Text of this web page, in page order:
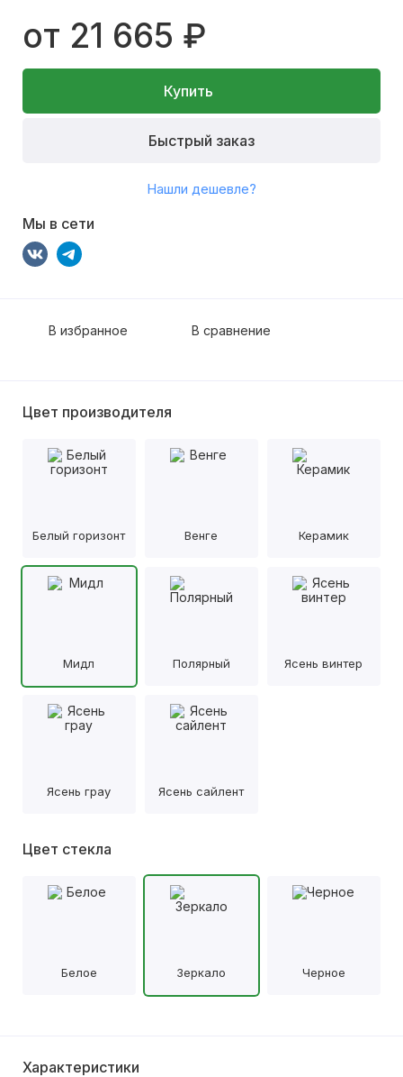
от 21 665 ₽
Купить
Быстрый заказ
Нашли дешевле?
Мы в сети
В избранное В сравнение
Цвет производителя
Белый горизонт Венге Керамик
Мидл Полярный Ясень винтер
Ясень грау Ясень сайлент
Цвет стекла
Белое Зеркало Черное
Характеристики